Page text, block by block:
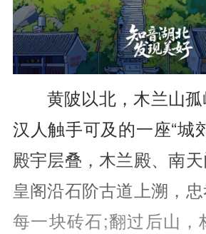
黄陂以北，木兰山
汉人触手可及的一座“城
殿宇层叠，木兰殿、南
皇阁沿石阶古道上溯，
每一块砖石;翻过后山，